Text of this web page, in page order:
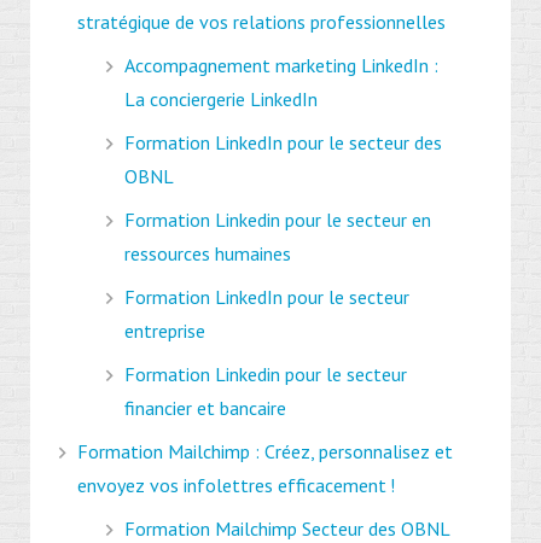
stratégique de vos relations professionnelles
Accompagnement marketing LinkedIn :
La conciergerie LinkedIn
Formation LinkedIn pour le secteur des
OBNL
Formation Linkedin pour le secteur en
ressources humaines
Formation LinkedIn pour le secteur
entreprise
Formation Linkedin pour le secteur
financier et bancaire
Formation Mailchimp : Créez, personnalisez et
envoyez vos infolettres efficacement !
Formation Mailchimp Secteur des OBNL